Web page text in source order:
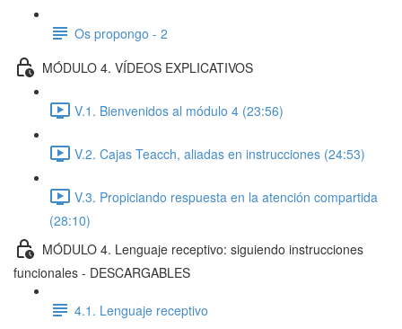
Os propongo - 2
MÓDULO 4. VÍDEOS EXPLICATIVOS
V.1. Bienvenidos al módulo 4 (23:56)
V.2. Cajas Teacch, aliadas en instrucciones (24:53)
V.3. Propiciando respuesta en la atención compartida
(28:10)
MÓDULO 4. Lenguaje receptivo: siguiendo instrucciones
funcionales - DESCARGABLES
4.1. Lenguaje receptivo